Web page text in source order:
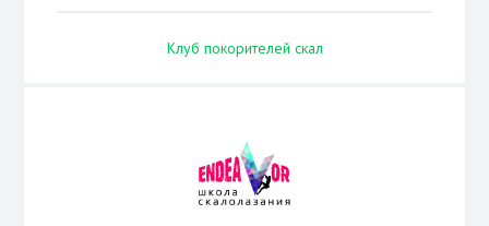
Клуб покорителей скал